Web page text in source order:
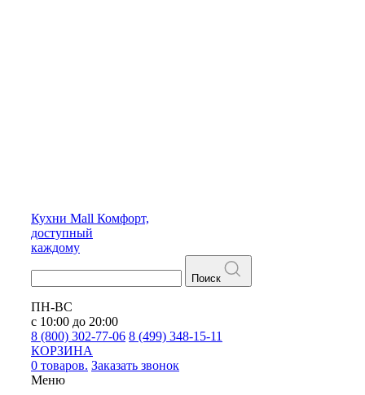
Кухни Mall Комфорт,
доступный
каждому
Поиск
ПН-ВС
с 10:00 до 20:00
8 (800) 302-77-06 8 (499) 348-15-11
КОРЗИНА
0 товаров. Заказать звонок
Меню